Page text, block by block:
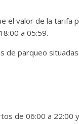
el valor de la
a 05:59.
de parqueo
de 06:00 a 22:00